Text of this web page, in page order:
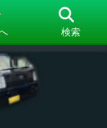
検索